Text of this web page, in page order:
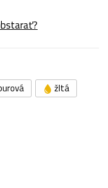
žltá